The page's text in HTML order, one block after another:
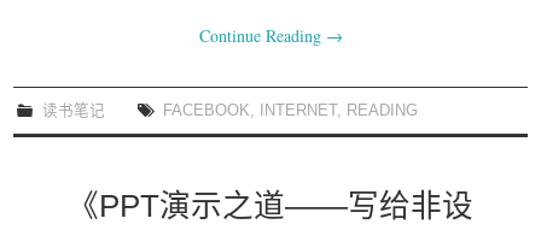
Continue Reading →
读书笔记 FACEBOOK, INTERNET , READING
《PPT演示之道——写给非设